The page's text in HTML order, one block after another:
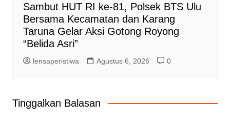
Sambut HUT RI ke-81, Polsek BTS Ulu
Bersama Kecamatan dan Karang
Taruna Gelar Aksi Gotong Royong
“Belida Asri”
lensaperistiwa Agustus 6, 2026 0
Tinggalkan Balasan